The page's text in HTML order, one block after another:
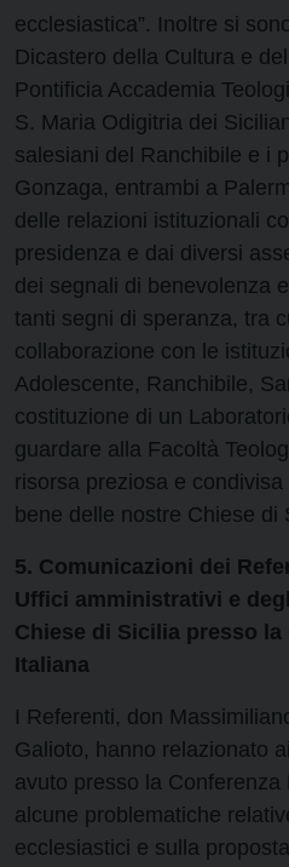
ecclesiastica”. Inoltre si
Dicastero della Cultura e
Pontificia Accademia
S. Maria Odigitria dei
salesiani del Ranchibile e i
Gonzaga, entrambi a
delle relazioni istituzionali
presidenza e dai diversi
dei segnali di benevolenza
tanti segni di speranza, tra
collaborazione con le
Adolescente, Ranchibile,
costituzione di un
guardare alla Facoltà
risorsa preziosa e condivisa
bene delle nostre Chiese di
5. Comunicazioni dei
Uffici amministrativi e
Chiese di Sicilia presso
Italiana
I Referenti, don
Galioto, hanno relazionato
avuto presso la
alcune problematiche
ecclesiastici e sulla